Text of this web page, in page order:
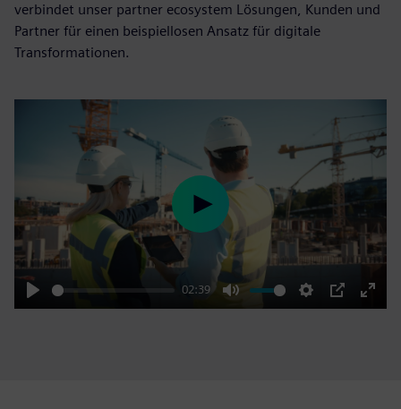
verbindet unser partner ecosystem Lösungen, Kunden und
Partner für einen beispiellosen Ansatz für digitale
Transformationen.
Play
02:39
Mute Settings
PIP
Enter
Play